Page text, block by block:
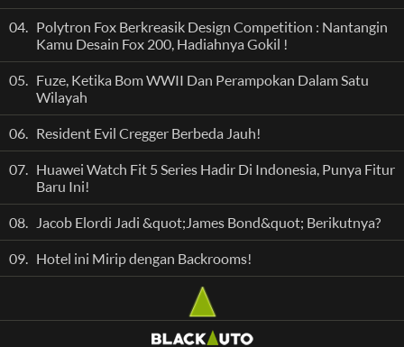
04. Polytron Fox Berkreasik Design Competition : Nantangin
Kamu Desain Fox 200, Hadiahnya Gokil !
05. Fuze, Ketika Bom WWII Dan Perampokan Dalam Satu
Wilayah
06. Resident Evil Cregger Berbeda Jauh!
07. Huawei Watch Fit 5 Series Hadir Di Indonesia, Punya Fitur
Baru Ini!
08. Jacob Elordi Jadi &quot;James Bond&quot; Berikutnya?
09. Hotel ini Mirip dengan Backrooms!